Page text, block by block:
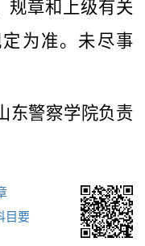
规章和上级有关
为准。未尽事
东警察学院负责
目要